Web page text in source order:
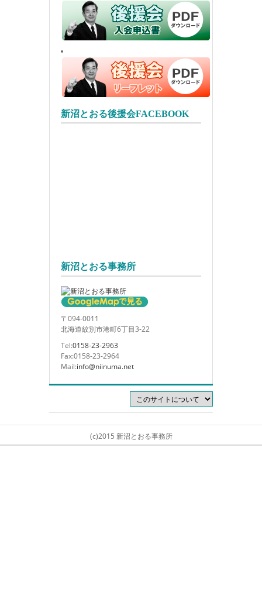
新沼とおる後援会FACEBOOK
新沼とおる事務所
〒094-0011
北海道紋別市港町6丁目3-22
Tel:0158-23-2963
Fax:0158-23-2964
Mail:info@niinuma.net
(c)2015 新沼とおる事務所